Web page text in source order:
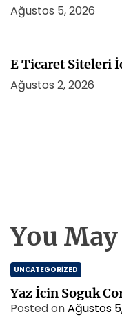
Ağustos 5, 2026
E Ticaret Siteleri
Ağustos 2, 2026
You
UNCATEGORIZED
Yaz İcin Soguk
Posted onAğustos